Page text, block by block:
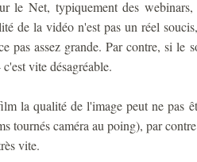
le Net, typiquement des
de la vidéo n'est pas un réel
pas assez grande. Par contre, si le
vite désagréable.
la qualité de l'image peut ne pas
tournés caméra au poing), par
vite.